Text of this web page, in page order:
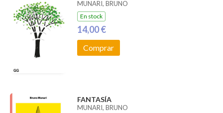
MUNARI, BRUNO
En stock
14,00 €
Comprar
FANTASÍA
MUNARI, BRUNO